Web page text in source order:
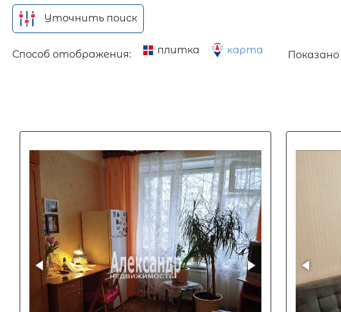
Уточнить поиск
Способ отображения: плитка карта Показано